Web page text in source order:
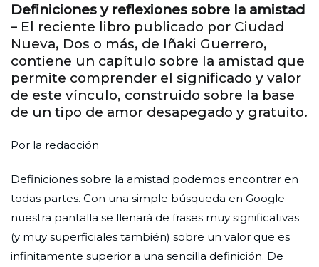
Definiciones y reflexiones sobre la amistad
– El reciente libro publicado por Ciudad
Nueva, Dos o más, de Iñaki Guerrero,
contiene un capítulo sobre la amistad que
permite comprender el significado y valor
de este vínculo, construido sobre la base
de un tipo de amor desapegado y gratuito.
Por la redacción
Definiciones sobre la amistad podemos encontrar en
todas partes. Con una simple búsqueda en Google
nuestra pantalla se llenará de frases muy significativas
(y muy superficiales también) sobre un valor que es
infinitamente superior a una sencilla definición. De